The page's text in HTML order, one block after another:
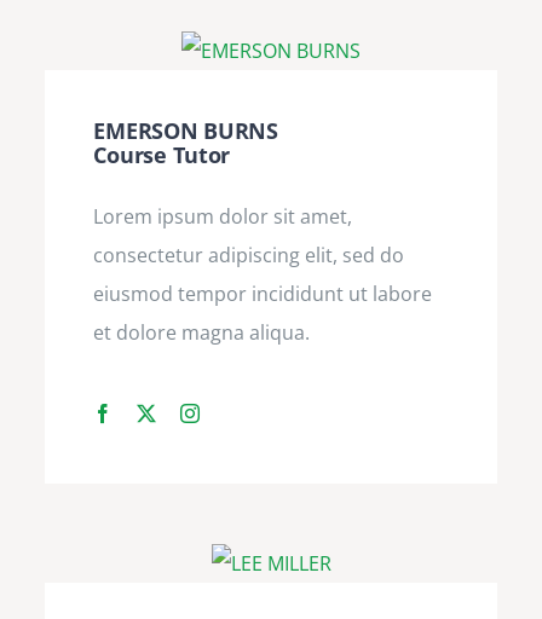
EMERSON BURNS
Course Tutor
Lorem ipsum dolor sit amet,
consectetur adipiscing elit, sed do
eiusmod tempor incididunt ut labore
et dolore magna aliqua.